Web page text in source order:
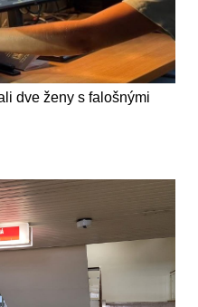
dve ženy s falošnými